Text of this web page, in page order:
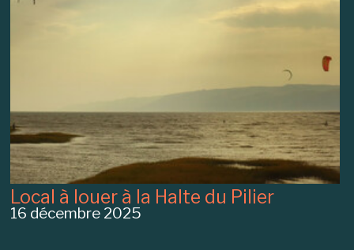
Local à louer à la Halte du Pilier
16 décembre 2025